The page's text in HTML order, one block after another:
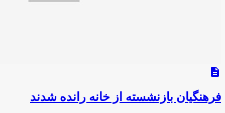
description
فرهنگیان بازنشسته از خانه رانده شدند